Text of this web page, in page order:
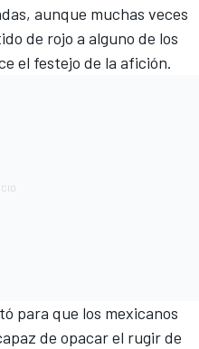
aunque muchas veces
de rojo a alguno de los
el festejo de la afición.
para que los mexicanos
de opacar el rugir de